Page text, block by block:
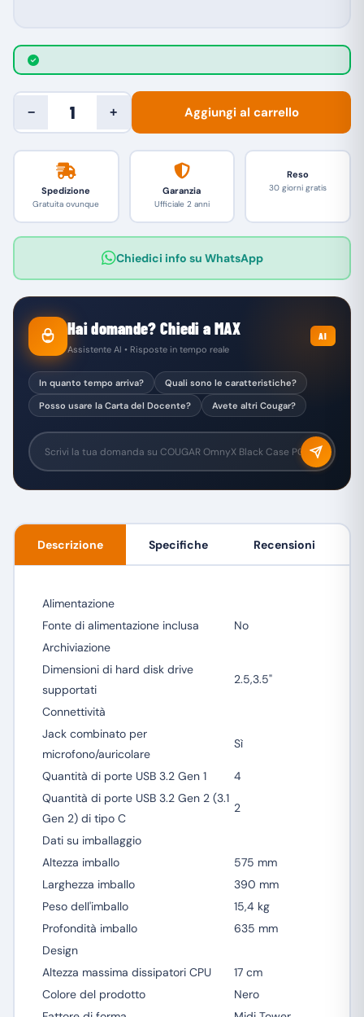
− + Aggiungi al carrello
Spedizione
Gratuita ovunque
Garanzia
Ufficiale 2 anni
Reso
30 giorni gratis
Chiedici info su WhatsApp
Hai domande? Chiedi a MAX
Assistente AI • Risposte in tempo reale
AI
In quanto tempo arriva?
Quali sono le caratteristiche?
Posso usare la Carta del Docente?
Avete altri Cougar?
Descrizione Specifiche Recensioni
Alimentazione
Fonte di alimentazione inclusa
No
Archiviazione
Dimensioni di hard disk drive
supportati
2.5,3.5"
Connettività
Jack combinato per
microfono/auricolare
Sì
Quantità di porte USB 3.2 Gen 1
4
Quantità di porte USB 3.2 Gen 2 (3.1
Gen 2) di tipo C
2
Dati su imballaggio
Altezza imballo
575 mm
Larghezza imballo
390 mm
Peso dell'imballo
15,4 kg
Profondità imballo
635 mm
Design
Altezza massima dissipatori CPU
17 cm
Colore del prodotto
Nero